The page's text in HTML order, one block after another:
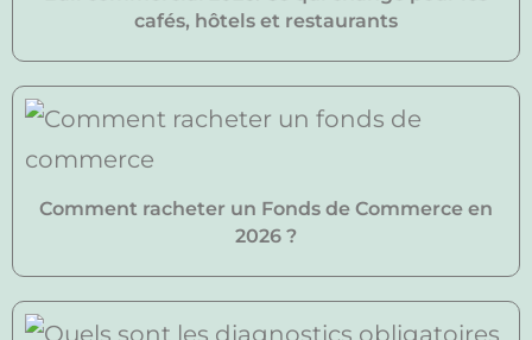
cafés, hôtels et restaurants
Comment racheter un Fonds de Commerce en
2026 ?